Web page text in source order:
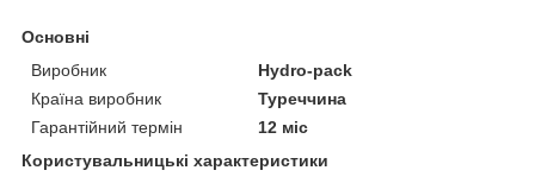
Основні
Виробник
Hydro-pack
Країна виробник
Туреччина
Гарантійний термін
12 міс
Користувальницькі характеристики